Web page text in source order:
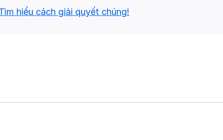
hiểu cách giải quyết chúng!